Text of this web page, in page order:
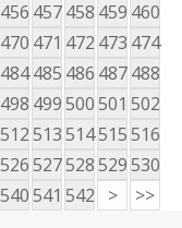
456 457458 459 460
470 471 472 473 474
484485 486 487488
498 499500501 502
512513514515516
526527528529530
540541 542 > >>